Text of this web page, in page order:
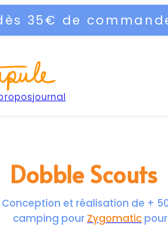
35€ de
journal
Conception et réalisation de +
camping pour Zygomatic
Dobble Scouts